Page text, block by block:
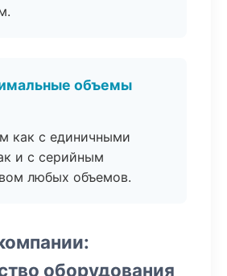
объемы
как с единичными
и с серийным
любых объемов.
оборудования